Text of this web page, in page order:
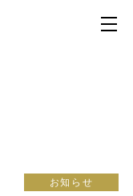
お知らせ